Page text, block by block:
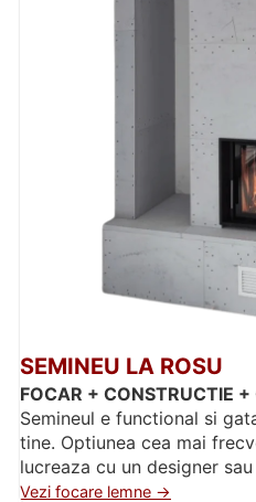
SEMINEU LA ROSU
FOCAR + CONSTRUCTIE +
Semineul e functional si
tine. Optiunea cea mai
lucreaza cu un designer
Vezi focare lemne →